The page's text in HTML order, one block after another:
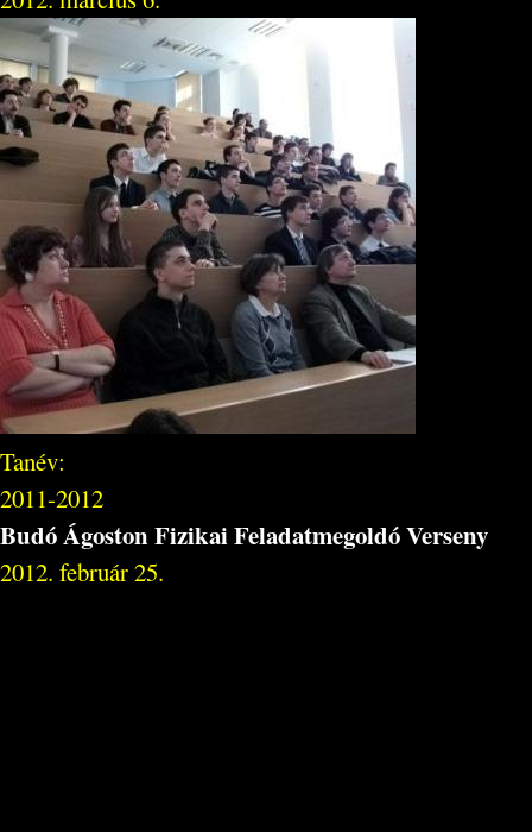
Tanév:
2011-2012
Budó Ágoston Fizikai Feladatmegoldó Verseny
2012. február 25.